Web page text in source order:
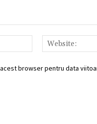
Email:*
browser pentru data